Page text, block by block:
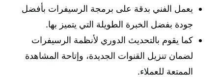
يعمل الفني بدقة على برمجة الرسيفرات بأفضل
جودة بفضل الخبرة الطويلة التي يتميز بها.
كما يقوم بالتحديث الدوري لأنظمة الرسيفرات
لضمان تنزيل القنوات الجديدة، وإتاحة المشاهدة
الممتعة للعملاء.